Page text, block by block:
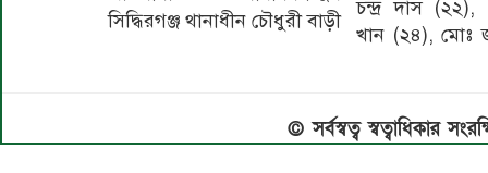
সিদ্ধিরগঞ্জ থানাধীন চৌধুরী বাড়ী
চন্দ্র দাস
খান (২৪), মোঃ
© সর্বস্বত্ব স্বত্বাধিকার